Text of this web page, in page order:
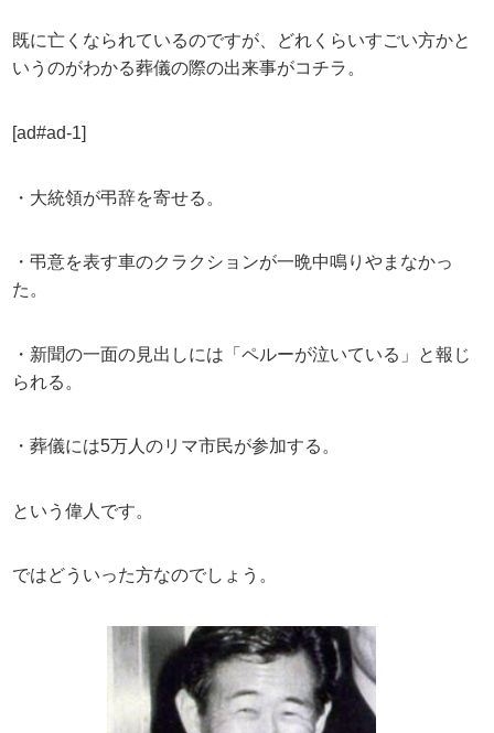
既に亡くなられているのですが、どれくらいすごい方かと
いうのがわかる葬儀の際の出来事がコチラ。
[ad#ad-1]
・大統領が弔辞を寄せる。
・弔意を表す車のクラクションが一晩中鳴りやまなかっ
た。
・新聞の一面の見出しには「ペルーが泣いている」と報じ
られる。
・葬儀には5万人のリマ市民が参加する。
という偉人です。
ではどういった方なのでしょう。